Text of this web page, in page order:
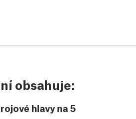
obsahuje:
hlavy na 5